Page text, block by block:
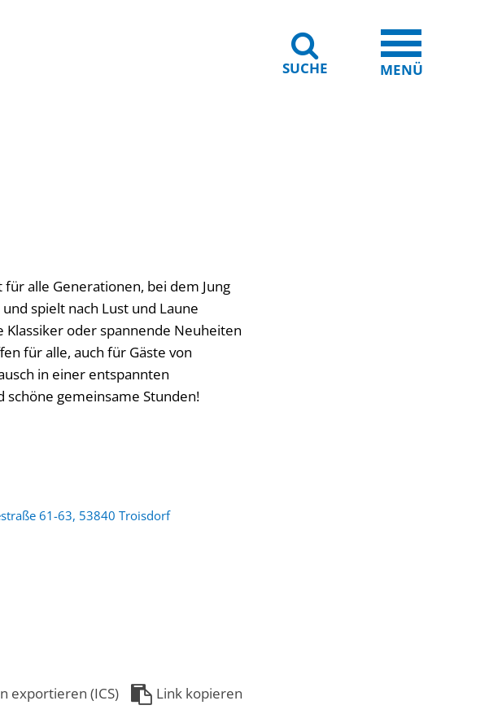
SUCHE MENÜ
alle Generationen, bei dem Jung
spielt nach Lust und Laune
oder spannende Neuheiten
für alle, auch für Gäste von
in einer entspannten
gemeinsame Stunden!
61-63, 53840 Troisdorf
exportieren (ICS) Link kopieren